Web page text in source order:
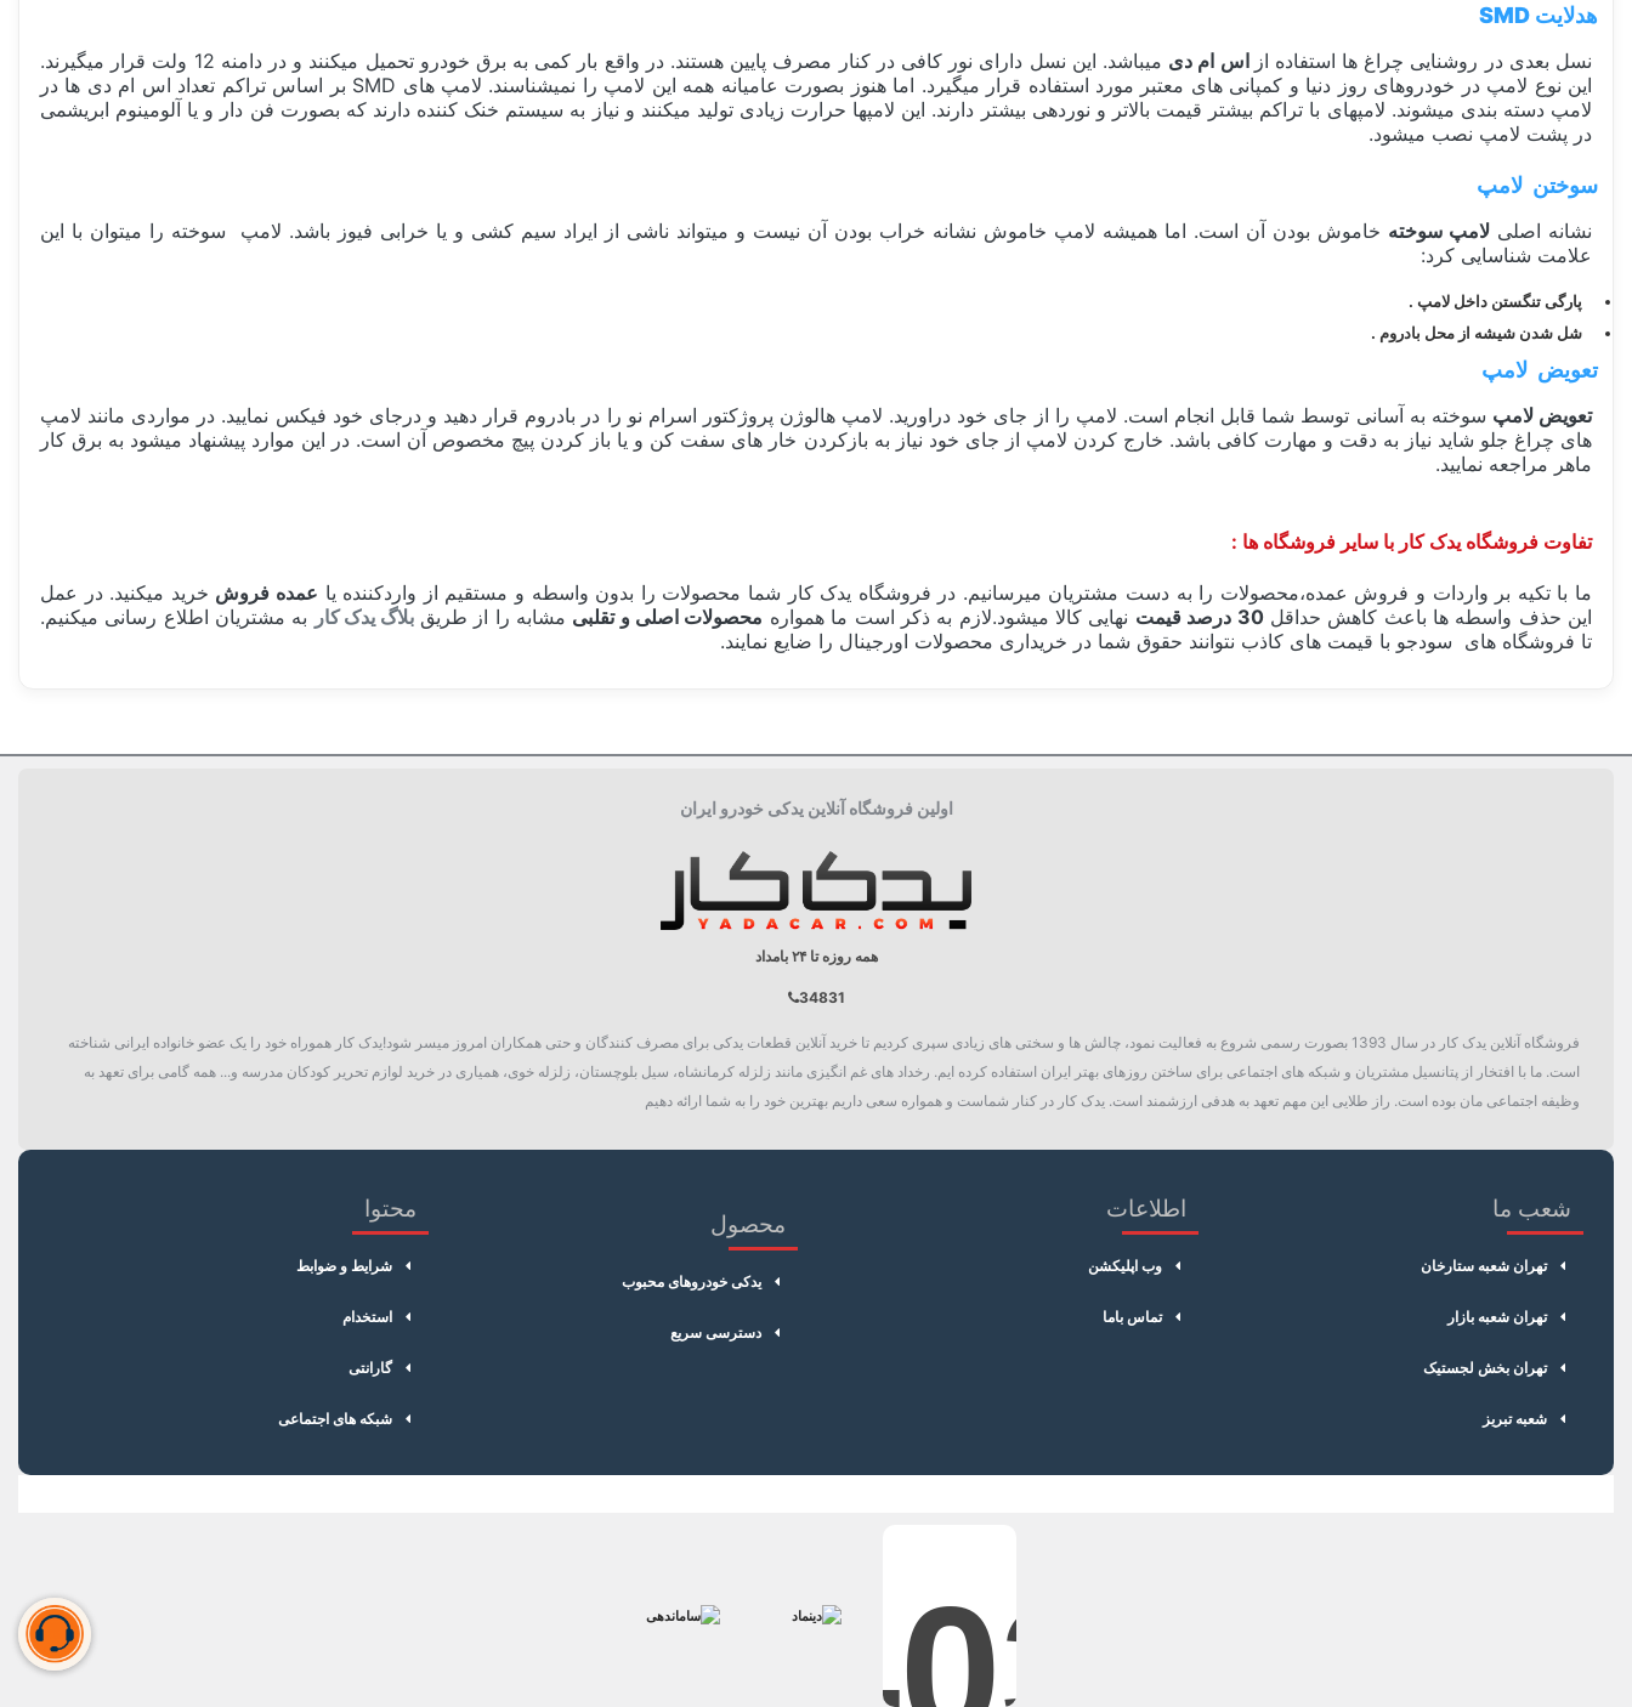
هدلایت SMD
نسل بعدی در روشنایی چراغ ها استفاده از اس ام دی
میباشد. این نسل دارای نور کافی در کنار مصرف پایین هستند. در واقع بار کمی به برق خودرو تحمیل میکنند و در دامنه 12 ولت قرار میگیرند.
این نوع لامپ در خودروهای روز دنیا و کمپانی های معتبر مورد استفاده قرار میگیرد. اما هنوز بصورت عامیانه همه این لامپ را نمیشناسند. لامپ های SMD بر اساس تراکم تعداد اس ام دی ها در
لامپ دسته بندی میشوند. لامپهای با تراکم بیشتر قیمت بالاتر و نوردهی بیشتر دارند. این لامپها حرارت زیادی تولید میکنند و نیاز به سیستم خنک کننده دارند که بصورت فن دار و یا آلومینوم ابریشمی
در پشت لامپ نصب میشود.
سوختن لامپ
نشانه اصلی لامپ سوخته خاموش بودن آن است. اما همیشه لامپ خاموش نشانه خراب بودن آن نیست و میتواند ناشی از ایراد سیم کشی و یا خرابی فیوز باشد. لامپ سوخته را میتوان با این
علامت شناسایی کرد:
پارگی تنگستن داخل لامپ .
شل شدن شیشه از محل بادروم .
تعویض لامپ
تعویض لامپ سوخته به آسانی توسط شما قابل انجام است. لامپ را از جای خود دراورید. لامپ هالوژن پروژکتور اسرام نو را در بادروم قرار دهید و درجای خود فیکس نمایید. در مواردی مانند لامپ
های چراغ جلو شاید نیاز به دقت و مهارت کافی باشد. خارج کردن لامپ از جای خود نیاز به بازکردن خار های سفت کن و یا باز کردن پیچ مخصوص آن است. در این موارد پیشنهاد میشود به برق کار
ماهر مراجعه نمایید.
تفاوت فروشگاه یدک کار با سایر فروشگاه ها :
ما با تکیه بر واردات و فروش عمده،محصولات را به دست مشتریان میرسانیم. در فروشگاه یدک کار شما محصولات را بدون واسطه و مستقیم از واردکننده یا عمده فروش خرید میکنید. در عمل
این حذف واسطه ها باعث کاهش حداقل30 درصد قیمت نهایی کالا میشود.لازم به ذکر است ما همواره محصولات اصلی و تقلبی مشابه را از طریقبلاگ یدک کار به مشتریان اطلاع رسانی میکنیم.
تا فروشگاه های سودجو با قیمت های کاذب نتوانند حقوق شما در خریداری محصولات اورجینال را ضایع نمایند.
اولین فروشگاه آنلاین یدکی خودرو ایران
همه روزه تا ۲۴ بامداد
34831
فروشگاه آنلاین یدک کار در سال 1393 بصورت رسمی شروع به فعالیت نمود، چالش ها و سختی های زیادی سپری کردیم تا خرید آنلاین قطعات یدکی برای مصرف کنندگان و حتی همکاران امروز میسر شود!یدک کار هموراه خود را یک عضو خانواده ایرانی شناخته
است. ما با افتخار از پتانسیل مشتریان و شبکه های اجتماعی برای ساختن روزهای بهتر ایران استفاده کرده ایم. رخداد های غم انگیزی مانند زلزله کرمانشاه، سیل بلوچستان، زلزله خوی، همیاری در خرید لوازم تحریر کودکان مدرسه و... همه گامی برای تعهد به
وظیفه اجتماعی مان بوده است. راز طلایی این مهم تعهد به هدفی ارزشمند است. یدک کار در کنار شماست و همواره سعی داریم بهترین خود را به شما ارائه دهیم
شعب ما
تهران شعبه ستارخان
تهران شعبه بازار
تهران بخش لجستیک
شعبه تبریز
اطلاعات
وب اپلیکشن
تماس باما
محصول
یدکی خودروهای محبوب
دسترسی سریع
محتوا
شرایط و ضوابط
استخدام
گارانتی
شبکه های اجتماعی